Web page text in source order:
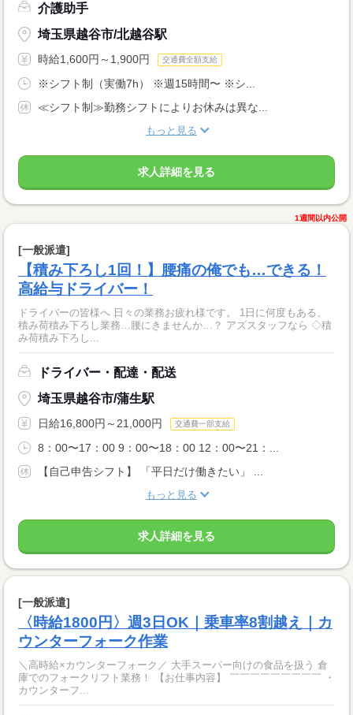
介護助手
埼玉県越谷市/北越谷駅
時給1,600円～1,900円 交通費全額支給
※シフト制（実働7h） ※週15時間〜 ※シ...
≪シフト制≫勤務シフトによりお休みは異な...
もっと見る
求人詳細を見る
1週間以内公開
[一般派遣]
【積み下ろし1回！】腰痛の俺でも…できる！
高給与ドライバー！
ドライバーの皆様へ 日々の業務お疲れ様です。 1日に何度もある、
積み荷積み下ろし業務…腰にきませんか…？ アズスタッフなら ◇積
み荷積み下ろし...
ドライバー・配達・配送
埼玉県越谷市/蒲生駅
日給16,800円～21,000円 交通費一部支給
8：00〜17：00 9：00〜18：00 12：00〜21：...
【自己申告シフト】 「平日だけ働きたい」 ...
もっと見る
求人詳細を見る
[一般派遣]
〈時給1800円〉週3日OK｜乗車率8割越え｜カ
ウンターフォーク作業
＼高時給×カウンターフォーク／ 大手スーパー向けの食品を扱う 倉
庫でのフォークリフト業務！ 【お仕事内容】 ￣￣￣￣￣￣￣￣￣ ・
カウンターフ...